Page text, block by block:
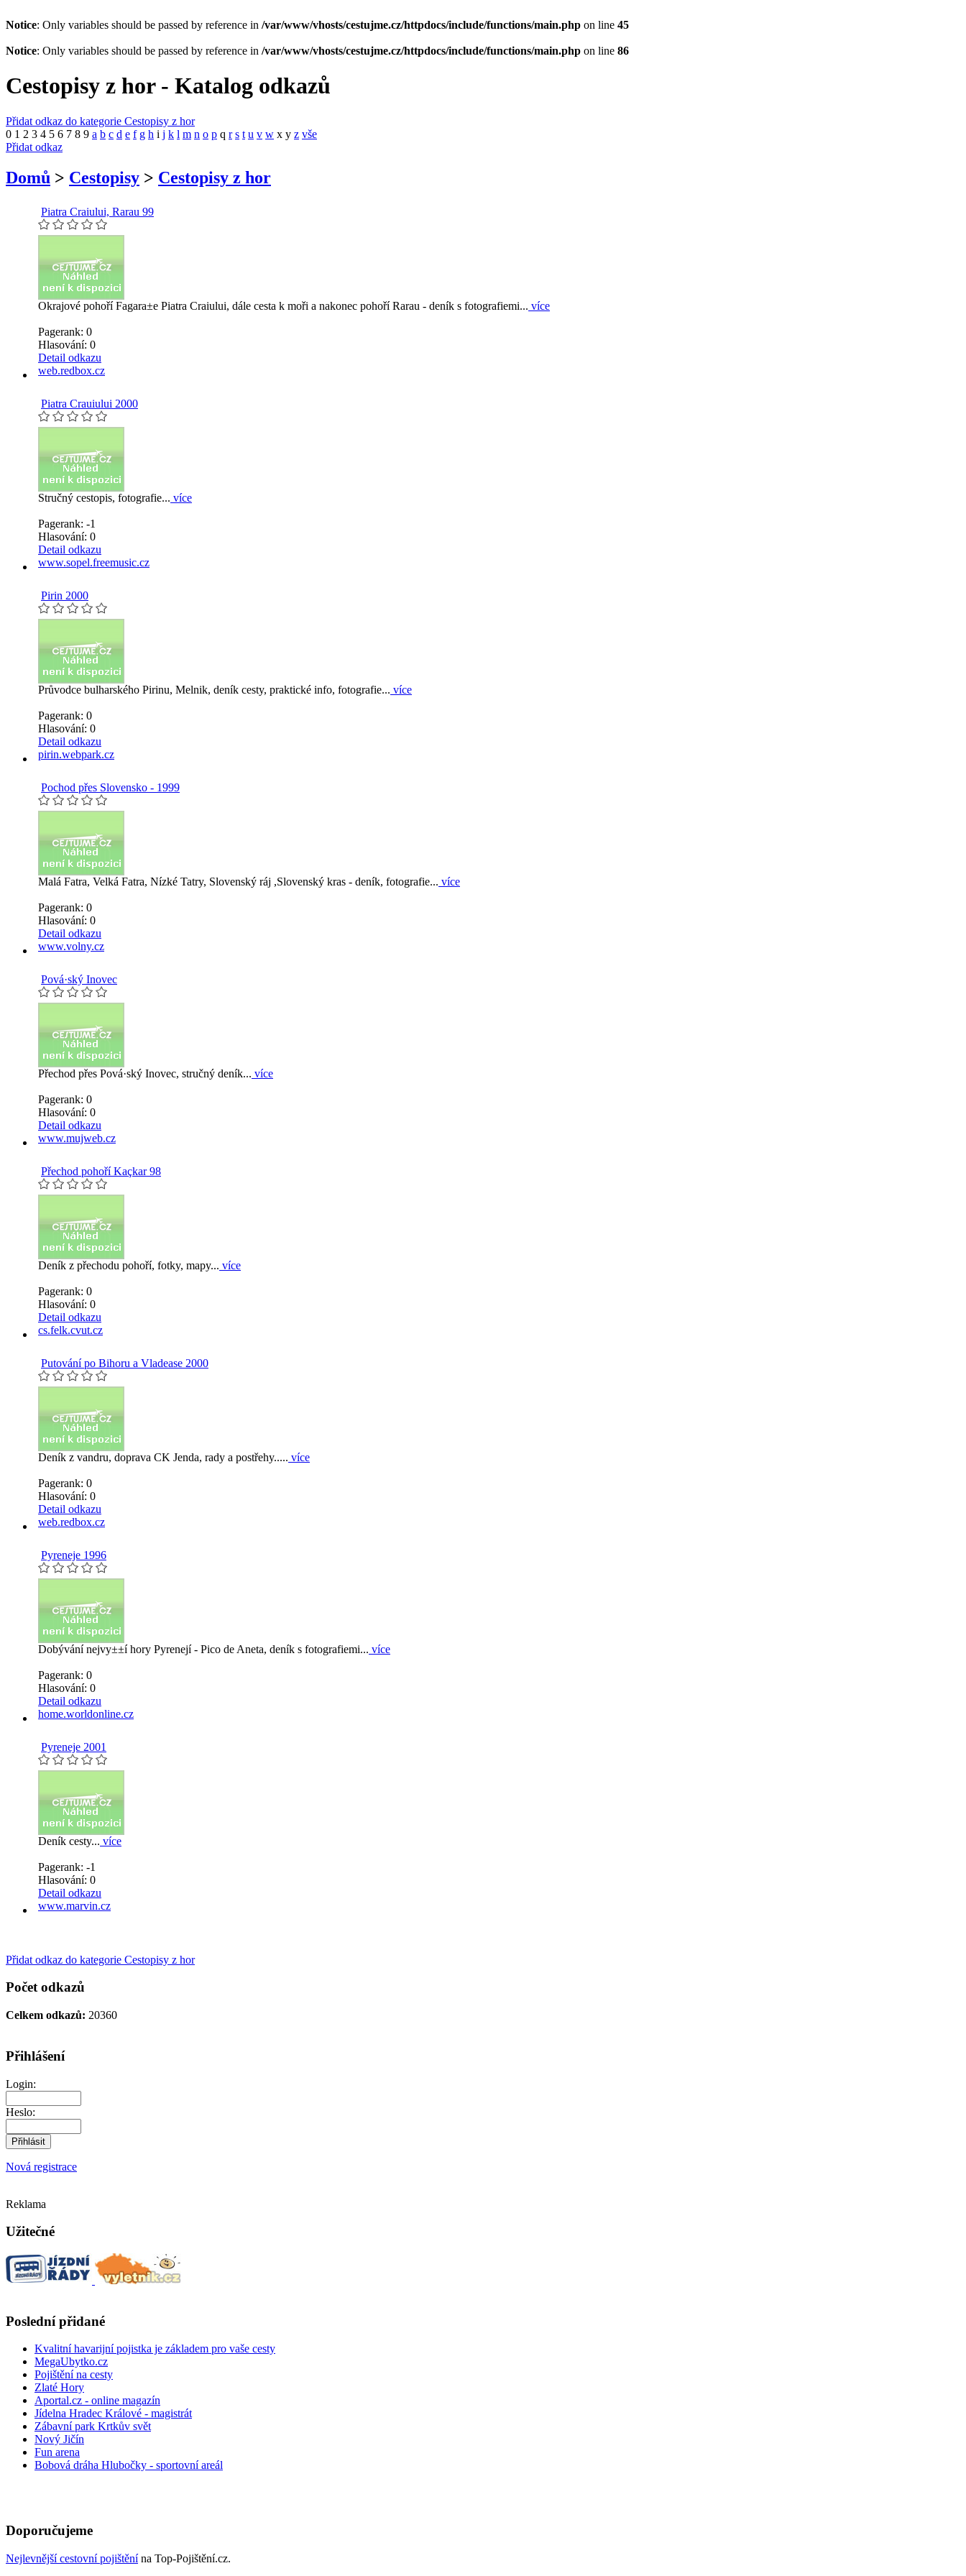
Notice: Only variables should be passed by reference in /var/www/vhosts/cestujme.cz/httpdocs/include/functions/main.php on line 45
Notice: Only variables should be passed by reference in /var/www/vhosts/cestujme.cz/httpdocs/include/functions/main.php on line 86
Cestopisy z hor - Katalog odkazů
Přidat odkaz do kategorie Cestopisy z hor
0 1 2 3 4 5 6 7 8 9 a b c d e f g h i j k l m n o p q r s t u v w x y z vše
Přidat odkaz
Domů > Cestopisy > Cestopisy z hor
Piatra Craiului, Rarau 99
Okrajové pohoří Fagara±e Piatra Craiului, dále cesta k moři a nakonec pohoří Rarau - deník s fotografiemi... více
Pagerank: 0
Hlasování: 0
Detail odkazu
web.redbox.cz
Piatra Crauiului 2000
Stručný cestopis, fotografie... více
Pagerank: -1
Hlasování: 0
Detail odkazu
www.sopel.freemusic.cz
Pirin 2000
Průvodce bulharského Pirinu, Melnik, deník cesty, praktické info, fotografie... více
Pagerank: 0
Hlasování: 0
Detail odkazu
pirin.webpark.cz
Pochod přes Slovensko - 1999
Malá Fatra, Velká Fatra, Nízké Tatry, Slovenský ráj ,Slovenský kras - deník, fotografie... více
Pagerank: 0
Hlasování: 0
Detail odkazu
www.volny.cz
Pová·ský Inovec
Přechod přes Pová·ský Inovec, stručný deník... více
Pagerank: 0
Hlasování: 0
Detail odkazu
www.mujweb.cz
Přechod pohoří Kaçkar 98
Deník z přechodu pohoří, fotky, mapy... více
Pagerank: 0
Hlasování: 0
Detail odkazu
cs.felk.cvut.cz
Putování po Bihoru a Vladease 2000
Deník z vandru, doprava CK Jenda, rady a postřehy..... více
Pagerank: 0
Hlasování: 0
Detail odkazu
web.redbox.cz
Pyreneje 1996
Dobývání nejvy±±í hory Pyrenejí - Pico de Aneta, deník s fotografiemi... více
Pagerank: 0
Hlasování: 0
Detail odkazu
home.worldonline.cz
Pyreneje 2001
Deník cesty... více
Pagerank: -1
Hlasování: 0
Detail odkazu
www.marvin.cz
Přidat odkaz do kategorie Cestopisy z hor
Počet odkazů
Celkem odkazů: 20360
Přihlášení
Login:
Heslo:
Nová registrace
Reklama
Užitečné
Poslední přidané
Kvalitní havarijní pojistka je základem pro vaše cesty
MegaUbytko.cz
Pojištění na cesty
Zlaté Hory
Aportal.cz - online magazín
Jídelna Hradec Králové - magistrát
Zábavní park Krtkův svět
Nový Jičín
Fun arena
Bobová dráha Hlubočky - sportovní areál
Doporučujeme
Nejlevnější cestovní pojištěnína Top-Pojištění.cz.